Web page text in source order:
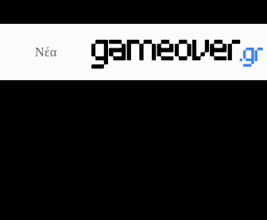
Νέα